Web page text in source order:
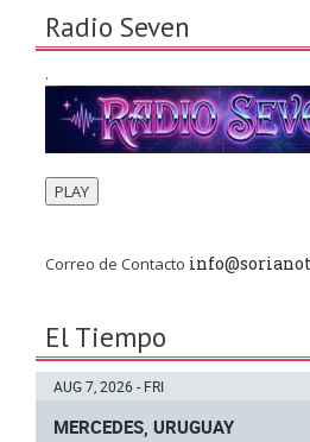
Radio Seven
.
PLAY
Correo de Contacto
El Tiempo
AUG 7, 2026 - FRI
MERCEDES, URUGUAY